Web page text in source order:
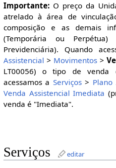
Importante:O preço da
atrelado à área de
composição e as demais
(Temporária ou
Previdenciária). Quando
Assistencial > Movimentos>
LT00056) o tipo de venda
acessamos a Serviços> Plano
Venda Assistencial Imediata
venda é "Imediata".
Serviços editar